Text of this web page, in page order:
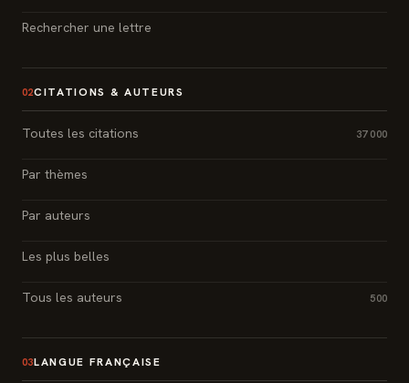
Rechercher une lettre
02CITATIONS & AUTEURS
Toutes les citations 37 000
Par thèmes
Par auteurs
Les plus belles
Tous les auteurs 500
03LANGUE FRANÇAISE